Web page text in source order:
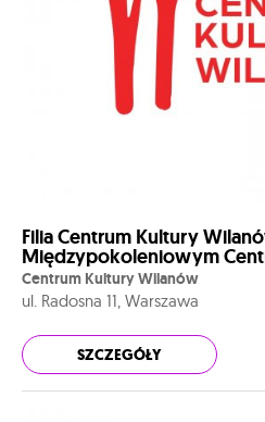
Filia Centrum Kultury
Międzypokoleniowym
Centrum Kultury Wilanów
ul. Radosna 11, Warszawa
SZCZEGÓŁY